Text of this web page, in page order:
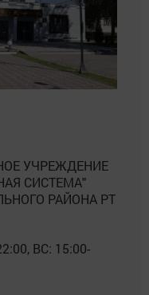
УЧРЕЖДЕНИЕ
СИСТЕМА"
РАЙОНА РТ
ВС: 15:00-